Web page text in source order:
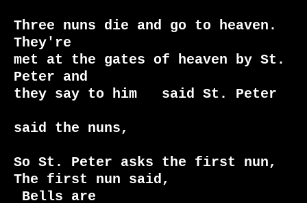
Three nuns die and go to heaven.
They're
met at the gates of heaven by St.
Peter and
they say to him
said the nuns,